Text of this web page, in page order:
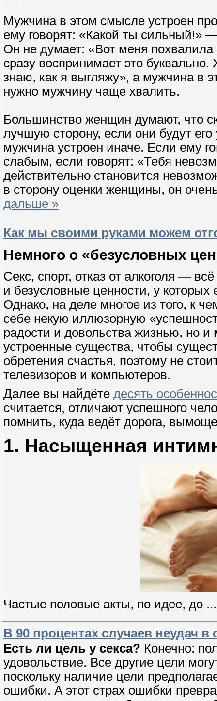
Мужчина в этом смысле устроен
ему говорят: «Какой ты сильный!»
Он не думает: «Вот меня
сразу воспринимает это
знаю, как я выгляжу», а мужчина в
нужно мужчину чаще хвалить.
Большинство женщин думают, что
лучшую сторону, если они будут его
мужчина устроен иначе. Если ему
слабым, если говорят: «Тебя
действительно становится
в сторону оценки женщины, он
дальше »
Как мы своими руками можем
Немного о «безусловных
Секс, спорт, отказ от алкоголя —
и безусловные ценности, у
Однако, на деле многое из того, к
себе некую иллюзорную
радости и довольства жизнью, но
устроенные существа, чтобы
обретения счастья, поэтому не
телевизоров и компьютеров.
Далее вы найдёте десять
считается, отличают успешного
помнить, куда ведёт дорога,
1. Насыщенная
Частые половые акты, по идее, до
В 90 процентах случаев неудач в
Есть ли цель у секса? Конечно:
удовольствие. Все другие цели
поскольку наличие цели
ошибки. А этот страх ошибки